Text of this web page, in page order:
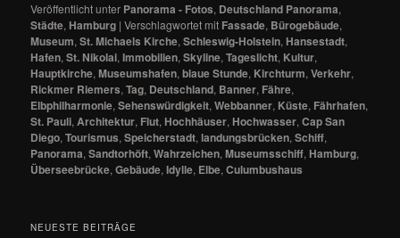
Veröffentlicht unter Panorama - Fotos, Deutschland Panorama,
Städte, Hamburg |Verschlagwortet mit Fassade, Bürogebäude,
Museum,St. Michaels Kirche,Schleswig-Holstein, Hansestadt,
Hafen,St. Nikolai,Immobilien,Skyline,Tageslicht, Kultur,
Hauptkirche,Museumshafen,blaue Stunde, Kirchturm,Verkehr,
Rickmer Riemers,Tag, Deutschland, Banner, Fähre,
Elbphilharmonie,Sehenswürdigkeit,Webbanner, Küste, Fährhafen,
St. Pauli, Architektur, Flut, Hochhäuser, Hochwasser,Cap San
Diego,Tourismus,Speicherstadt,landungsbrücken,Schiff,
Panorama,Sandtorhöft,Wahrzeichen,Museumsschiff, Hamburg,
Überseebrücke,Gebäude,Idylle, Elbe,Culumbushaus
NEUESTE BEITRÄGE